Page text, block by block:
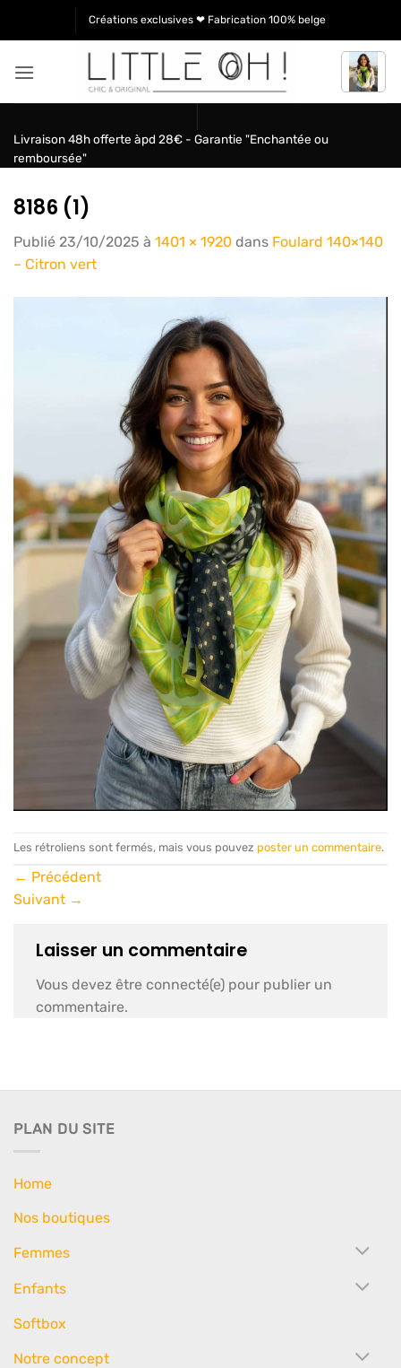
Créations exclusives ❤ Fabrication 100% belge
Livraison 48h offerte àpd 28€ - Garantie "Enchantée ou
remboursée"
8186 (1)
Publié 23/10/2025 à 1401 × 1920 dans Foulard 140×140
– Citron vert
Les rétroliens sont fermés, mais vous pouvez poster un commentaire.
← Précédent
Suivant →
Laisser un commentaire
Vous devez être connecté(e) pour publier un
commentaire.
PLAN DU SITE
Home
Nos boutiques
Femmes
Enfants
Softbox
Notre concept